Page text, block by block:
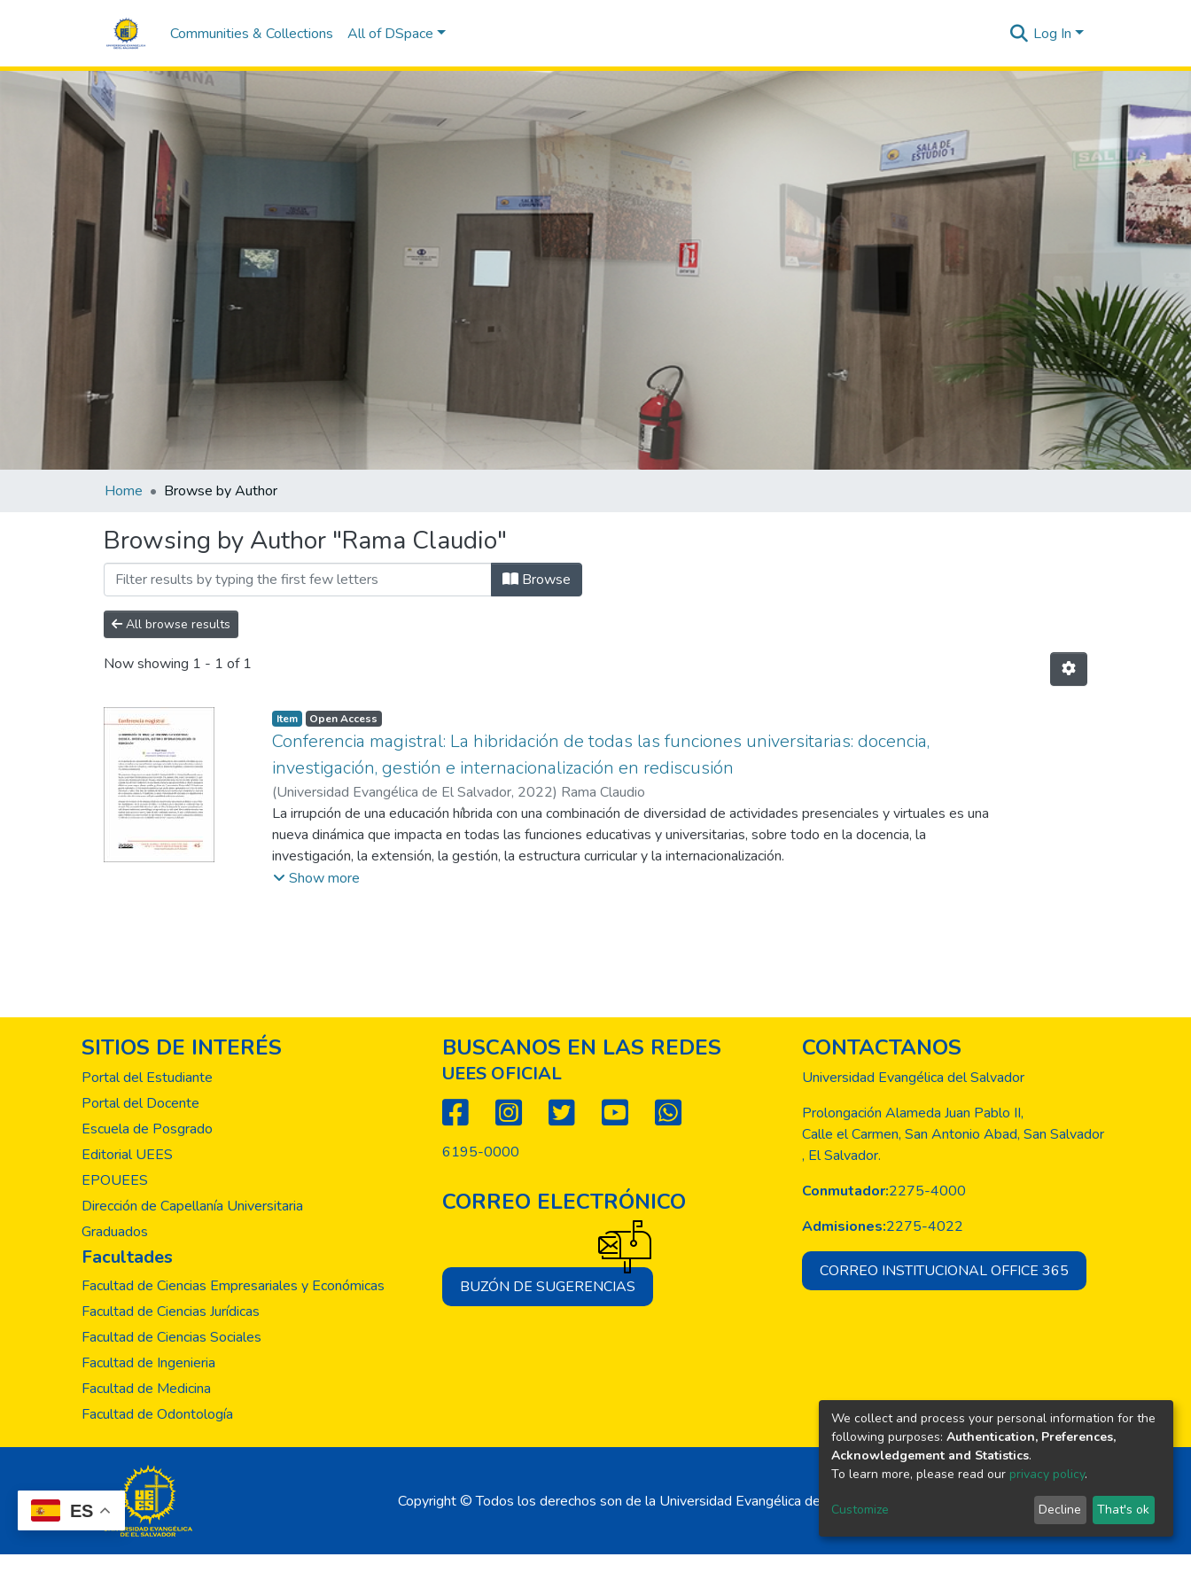
ES
Communities & Collections All of DSpace Log In
Home Browse by Author
Browsing by Author "Rama Claudio"
Browse
All browse results
Now showing 1 - 1 of 1
Item Open Access
Conferencia magistral: La hibridación de todas las funciones universitarias: docencia,
investigación, gestión e internacionalización en rediscusión
(Universidad Evangélica de El Salvador, 2022) Rama Claudio
La irrupción de una educación híbrida con una combinación de diversidad de actividades presenciales y virtuales es una
nueva dinámica que impacta en todas las funciones educativas y universitarias, sobre todo en la docencia, la
investigación, la extensión, la gestión, la estructura curricular y la internacionalización.
El contexto es el ingreso en una nueva fase de la Universidad 4.0. La Universidad ha estado marcada por cuatro fases
virtuales.
Show more
SITIOS DE INTERÉS
Portal del Estudiante
Portal del Docente
Escuela de Posgrado
Editorial UEES
EPOUEES
Dirección de Capellanía Universitaria
Graduados
Facultades
Facultad de Ciencias Empresariales y Económicas
Facultad de Ciencias Jurídicas
Facultad de Ciencias Sociales
Facultad de Ingenieria
Facultad de Medicina
Facultad de Odontología
BUSCANOS EN LAS REDES
UEES OFICIAL
6195-0000
CORREO ELECTRÓNICO
BUZÓN DE SUGERENCIAS
CONTACTANOS
Universidad Evangélica del Salvador
Prolongación Alameda Juan Pablo II,
Calle el Carmen, San Antonio Abad, San Salvador
, El Salvador.
Conmutador:2275-4000
Admisiones:2275-4022
CORREO INSTITUCIONAL OFFICE 365
Copyright © Todos los derechos son de la Universidad Evangélica de El Salvador
We collect and process your personal information for the
following purposes: Authentication, Preferences,
Acknowledgement and Statistics.
To learn more, please read our privacy policy.
Customize Decline That's ok